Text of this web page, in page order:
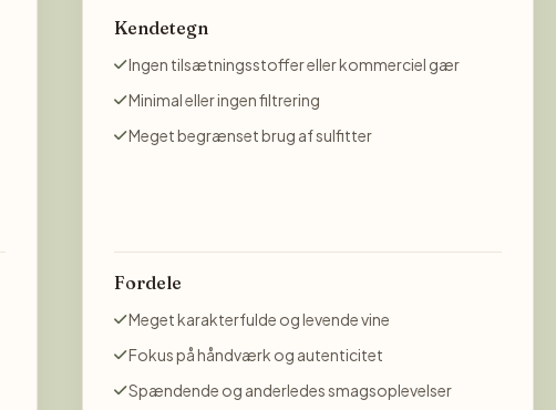
Kendetegn
Ingen tilsætningsstoffer eller kommerciel gær
Minimal eller ingen filtrering
Meget begrænset brug af sulfitter
Fordele
Meget karakterfulde og levende vine
Fokus på håndværk og autenticitet
Spændende og anderledes smagsoplevelser